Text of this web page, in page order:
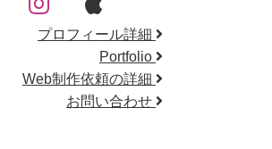
プロフィール詳細
Portfolio
Web制作依頼の詳細
お問い合わせ